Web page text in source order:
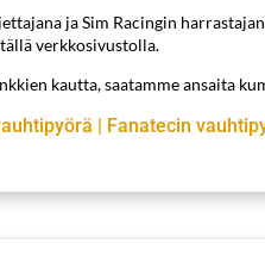
ja Sim Racingin
verkkosivustolla.
kautta, saatamme ansaita
Fanatecin